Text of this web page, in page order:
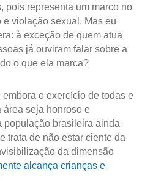
pois representa um marco no
violação sexual. Mas eu
à exceção de quem atua
já ouviram falar sobre a
o que ela marca?
embora o exercício de todas e
área seja honroso e
população brasileira ainda
trata de não estar ciente da
da dimensão
alcança crianças e